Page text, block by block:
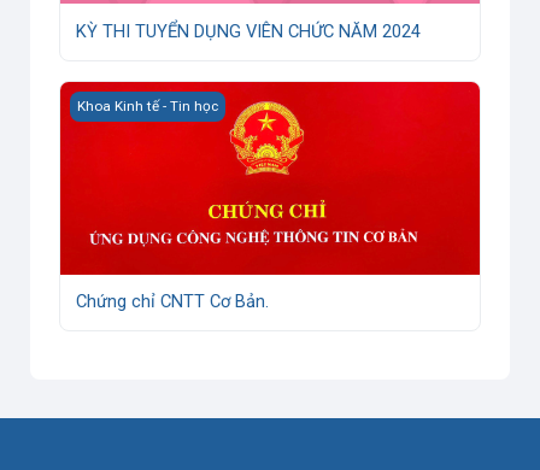
KỲ THI TUYỂN DỤNG VIÊN CHỨC NĂM 2024
Chứng chỉ CNTT Cơ Bản.
Khoa Kinh tế - Tin học
Chứng chỉ CNTT Cơ Bản.